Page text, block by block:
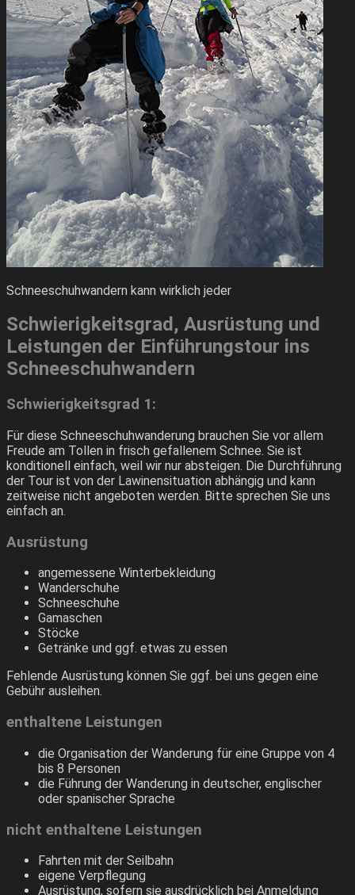
Schneeschuhwandern kann wirklich jeder
Schwierigkeitsgrad, Ausrüstung und
Leistungen der Einführungstour ins
Schneeschuhwandern
Schwierigkeitsgrad 1:
Für diese Schneeschuhwanderung brauchen Sie vor allem
Freude am Tollen in frisch gefallenem Schnee. Sie ist
konditionell einfach, weil wir nur absteigen. Die Durchführung
der Tour ist von der Lawinensituation abhängig und kann
zeitweise nicht angeboten werden. Bitte sprechen Sie uns
einfach an.
Ausrüstung
angemessene Winterbekleidung
Wanderschuhe
Schneeschuhe
Gamaschen
Stöcke
Getränke und ggf. etwas zu essen
Fehlende Ausrüstung können Sie ggf. bei uns gegen eine
Gebühr ausleihen.
enthaltene Leistungen
die Organisation der Wanderung für eine Gruppe von 4
bis 8 Personen
die Führung der Wanderung in deutscher, englischer
oder spanischer Sprache
nicht enthaltene Leistungen
Fahrten mit der Seilbahn
eigene Verpflegung
Ausrüstung, sofern sie ausdrücklich bei Anmeldung